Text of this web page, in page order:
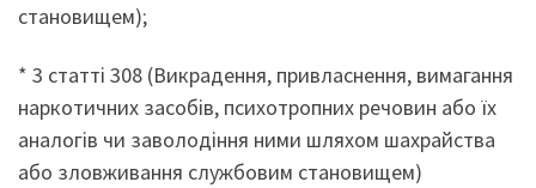
становищем);
* 3 статті 308 (Викрадення, привласнення, вимагання
наркотичних засобів, психотропних речовин або їх
аналогів чи заволодіння ними шляхом шахрайства
або зловживання службовим становищем)